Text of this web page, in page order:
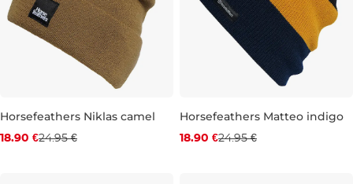
Horsefeathers Niklas camel
18.90 €24.95 €
Horsefeathers Matteo indigo
18.90 €24.95 €